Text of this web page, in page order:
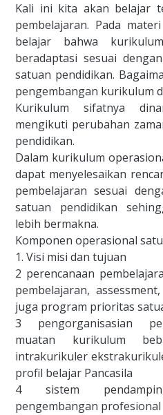
Kali ini kita akan belajar
pembelajaran. Pada
belajar bahwa
beradaptasi sesuai
satuan pendidikan.
pengembangan kurikulum
Kurikulum sifatnya
mengikuti perubahan
pendidikan.
Dalam kurikulum
dapat menyelesaikan
pembelajaran sesuai
satuan pendidikan
lebih bermakna.
Komponen operasional
1. Visi misi dan tujuan
2 perencanaan
pembelajaran,
juga program prioritas
3 pengorganisasian
muatan kurikulum
intrakurikuler
profil belajar Pancasila
4 sistem
pengembangan profesional